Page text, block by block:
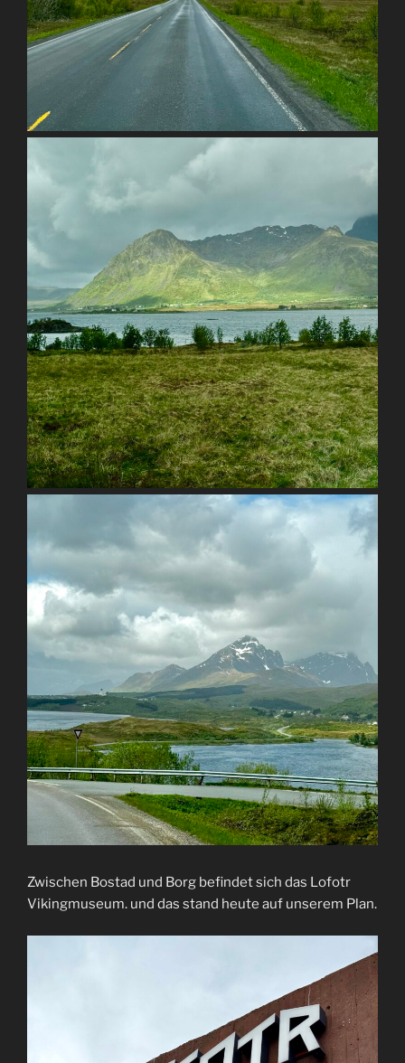
Zwischen Bostad und Borg befindet sich das Lofotr
Vikingmuseum. und das stand heute auf unserem Plan.